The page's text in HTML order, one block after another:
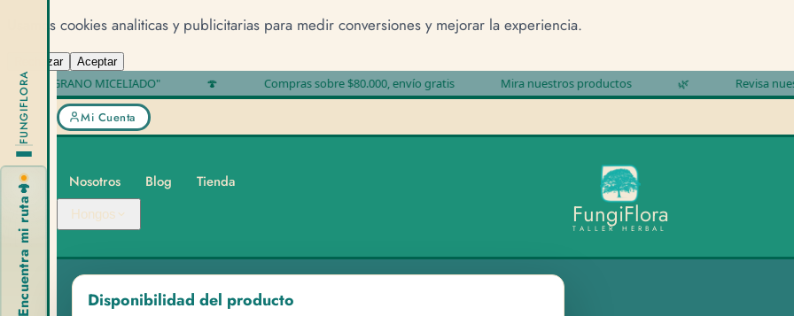
Usamos cookies analiticas y publicitarias para medir conversiones y mejorar la experiencia.
Rechazar Aceptar
FUNGIFLORA
🍄
Encuentra mi ruta
ES GRANO MICELIADO" Compras sobre $80.000, envío gratis Mira nuestros productos Revisa
Mi Cuenta
Nosotros Blog Tienda
Hongos FungiFlora
TALLER HERBAL
Disponibilidad del producto